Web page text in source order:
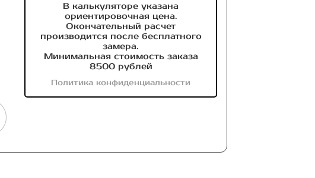
В калькуляторе указана
ориентировочная цена.
Окончательный расчет
производится после бесплатного
замера.
Минимальная стоимость заказа
8500 рублей
Политика конфиденциальности